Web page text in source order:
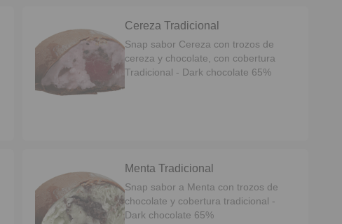
Cereza Tradicional
Snap sabor Cereza con trozos de
cereza y chocolate, con cobertura
Tradicional - Dark chocolate 65%
Menta Tradicional
Snap sabor a Menta con trozos de
chocolate y cobertura tradicional -
Dark chocolate 65%